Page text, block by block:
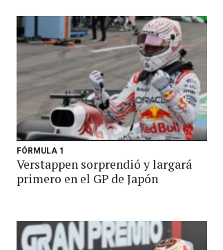
FÓRMULA 1
Verstappen sorprendió y largará
primero en el GP de Japón